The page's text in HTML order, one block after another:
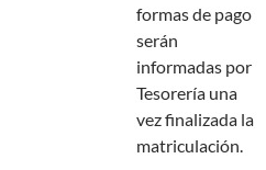
formas de pago
serán
informadas por
Tesorería una
vez finalizada la
matriculación.